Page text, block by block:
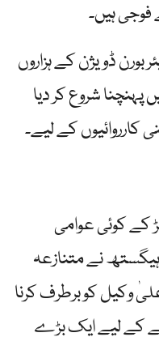
ایلیٹ 82 ویں ایئر بورن ڈویژن کے ہزاروں
شروع کر دیا
کارروائیوں کے لیے۔
کے کوئی عوامی
نے متنازعہ
وکیل کو برطرف کرنا
منانے کے لیے ایک بڑے